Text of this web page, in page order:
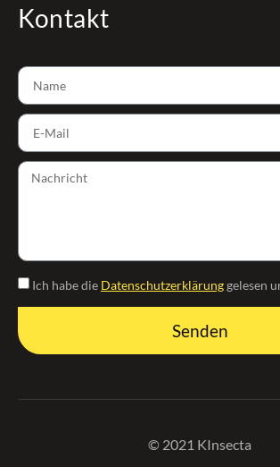
Kontakt
Ich habe die Datenschutzerklärunggelesen
Senden
© 2021 KInsecta